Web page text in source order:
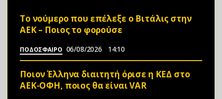
Το νούμερο που επέλεξε ο Βιτάλις στην
ΑΕΚ – Ποιος το φορούσε
ΠΟΔΟΣΦΑΙΡΟ 06/08/2026 14:10
Ποιον Έλληνα διαιτητή όρισε η ΚΕΔ στο
ΑΕΚ-ΟΦΗ, ποιος θα είναι VAR